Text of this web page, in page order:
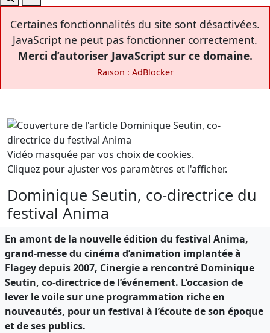
Certaines fonctionnalités du site sont désactivées.
JavaScript ne peut pas fonctionner correctement.
Merci d’autoriser JavaScript sur ce domaine.
Raison : AdBlocker
Vidéo masquée par vos choix de cookies.
Cliquez pour ajuster vos paramètres et l'afficher.
Dominique Seutin, co-directrice du
festival Anima
En amont de la nouvelle édition du festival Anima,
grand-messe du cinéma d’animation implantée à
Flagey depuis 2007, Cinergie a rencontré Dominique
Seutin, co-directrice de l’événement. L’occasion de
lever le voile sur une programmation riche en
nouveautés, pour un festival à l’écoute de son époque
et de ses publics.